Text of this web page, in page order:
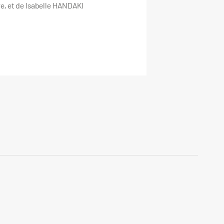
et de Isabelle HANDAKI